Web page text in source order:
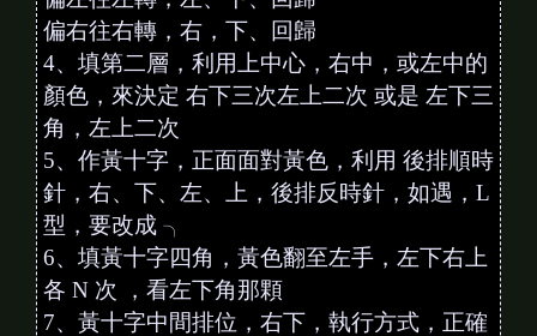
偏右往右轉，右，下、回歸
4、填第二層，利用上中心，右中，或左中的
顏色，來決定 右下三次左上二次 或是 左下三
角，左上二次
5、作黃十字，正面面對黃色，利用 後排順時
針，右、下、左、上，後排反時針，如遇，L
型，要改成 ╮
6、填黃十字四角，黃色翻至左手，左下右上
各 N 次 ，看左下角那顆
7、黃十字中間排位，右下，執行方式，正確